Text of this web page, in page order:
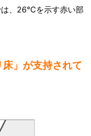
は、26℃を示す赤い部
床」が支持されて